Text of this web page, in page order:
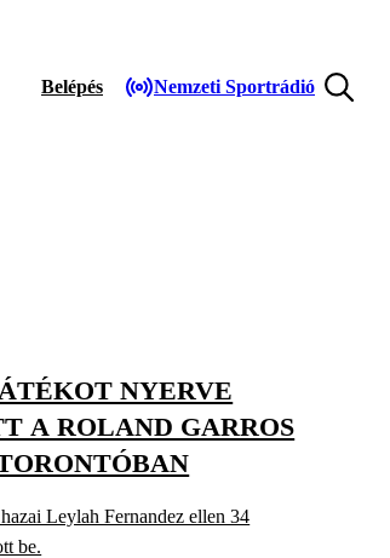
Belépés Nemzeti Sportrádió
NYERVE
A ROLAND GARROS
Leylah Fernandez ellen 34
be.